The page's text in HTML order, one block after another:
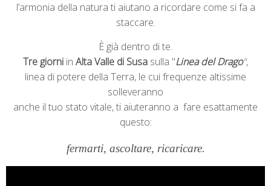
l’armonia della natura ti aiutano a ricordare come si fa a
staccare.
È già dentro di te.
Tre giorni in Alta Valle di Susa sulla "Linea del Drago",
linea di potere della Terra, le cui frequenze altissime
solleveranno
anche il tuo stato vitale, ti aiuteranno a fare esattamente
questo:
fermarti, ascoltare, ricaricare.